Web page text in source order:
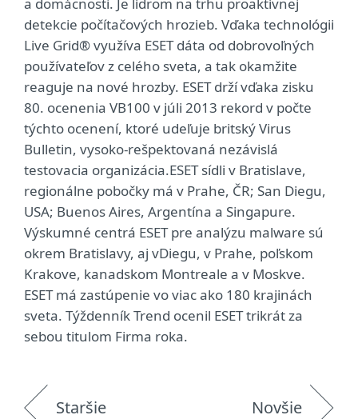
detekcie počítačových hrozieb. Vďaka technológii
Live Grid® využíva ESET dáta od dobrovoľných
používateľov z celého sveta, a tak okamžite
reaguje na nové hrozby. ESET drží vďaka zisku
80. ocenenia VB100 v júli 2013 rekord v počte
týchto ocenení, ktoré udeľuje britský Virus
Bulletin, vysoko-rešpektovaná nezávislá
testovacia organizácia.ESET sídli v Bratislave,
regionálne pobočky má v Prahe, ČR; San Diegu,
USA; Buenos Aires, Argentína a Singapure.
Výskumné centrá ESET pre analýzu malware sú
okrem Bratislavy, aj vDiegu, v Prahe, poľskom
Krakove, kanadskom Montreale a v Moskve.
ESET má zastúpenie vo viac ako 180 krajinách
sveta. Týždenník Trend ocenil ESET trikrát za
sebou titulom Firma roka.
Staršie Novšie